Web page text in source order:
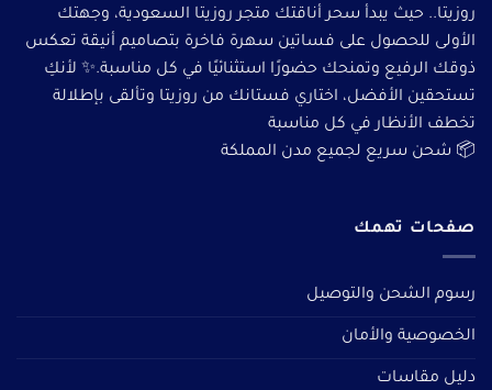
روزيتا.. حيث يبدأ سحر أناقتك متجر روزيتا السعودية، وجهتك
الأولى للحصول على فساتين سهرة فاخرة بتصاميم أنيقة تعكس
ذوقك الرفيع وتمنحك حضورًا استثنائيًا في كل مناسبة.✨ لأنكِ
تستحقين الأفضل، اختاري فستانك من روزيتا وتألقى بإطلالة
تخطف الأنظار في كل مناسبة
📦 شحن سريع لجميع مدن المملكة
صفحات تهمك
رسوم الشحن والتوصيل
الخصوصية والأمان
دليل مقاسات